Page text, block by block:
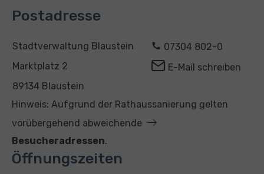
Postadresse
A
d
r
e
K
o
n
t
Stadtverwaltung Blaustein
07304 802-0
Marktplatz 2
E-Mail schreiben
89134 Blaustein
Hinweis: Aufgrund der Rathaussanierung gelten
vorübergehend abweichende
Besucheradressen.
Öffnungszeiten